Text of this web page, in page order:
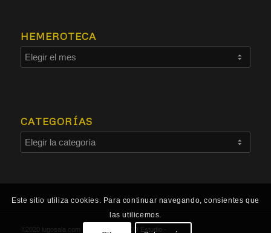
HEMEROTECA
CATEGORÍAS
©2020 lugosala.com - Powered by HCO Estudio -
Este sitio utiliza cookies. Para continuar navegando, consientes que
las utilicemos.